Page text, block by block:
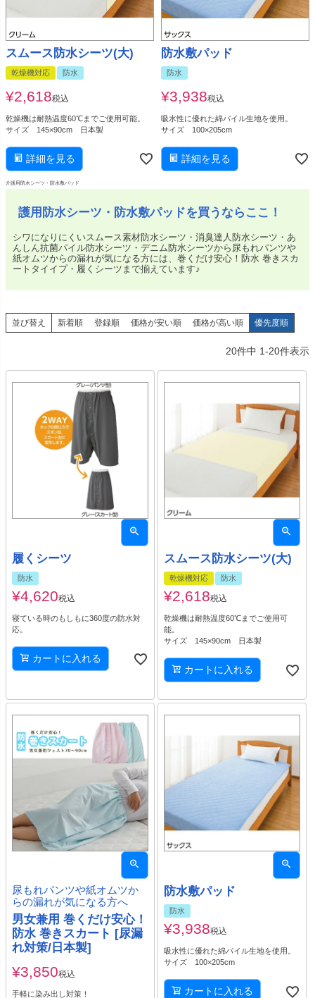
スムース防水シーツ(大)
乾燥機対応 防水
¥2,618税込
乾燥機は耐熱温度60℃までご使用可能。
サイズ 145×90cm 日本製
詳細を見る
防水敷パッド
防水
¥3,938税込
吸水性に優れた綿パイル生地を使用。
サイズ 100×205cm
詳細を見る
介護用防水シーツ・防水敷パッド
護用防水シーツ・防水敷パッドを買うならここ！
シワになりにくいスムース素材防水シーツ・消臭達人防水シーツ・あ
んしん抗菌パイル防水シーツ・デニム防水シーツから尿もれパンツや
紙オムツからの漏れが気になる方には、巻くだけ安心！防水 巻きスカ
ートタイイプ・履くシーツまで揃えています♪
並び替え 新着順 登録順 価格が安い順 価格が高い順 優先度順
20件中 1-20件表示
履くシーツ
防水
¥4,620税込
寝ている時のもしもに360度の防水対
応。
カートに入れる
スムース防水シーツ(大)
乾燥機対応 防水
¥2,618税込
乾燥機は耐熱温度60℃までご使用可
能。
サイズ 145×90cm 日本製
カートに入れる
尿もれパンツや紙オムツか
らの漏れが気になる方へ
男女兼用 巻くだけ安心！
防水 巻きスカート [尿漏
れ対策/日本製]
¥3,850税込
手軽に染み出し対策！
防水敷パッド
防水
¥3,938税込
吸水性に優れた綿パイル生地を使用。
サイズ 100×205cm
カートに入れる